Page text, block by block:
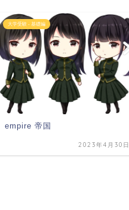
大学受験 - 基礎編
empire 帝国
2023年4月30日